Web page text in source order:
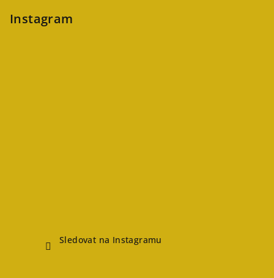
Instagram
Sledovat na Instagramu